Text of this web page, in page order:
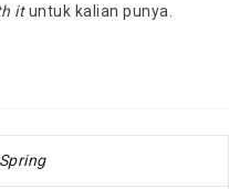
ituntuk kalian punya.